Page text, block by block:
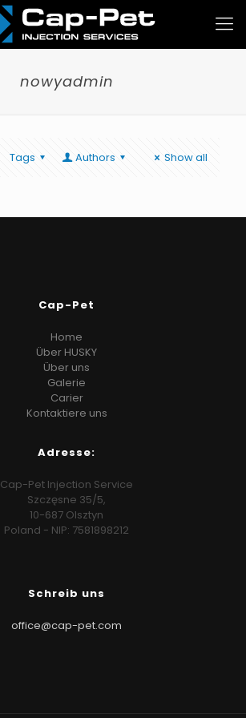
nowyadmin
Tags Authors Show all
Cap-Pet
Home
Über HUSKY
Über uns
Galerie
Carier
Kontaktiere uns
Adresse:
Cap-Pet Injection Service
Szczęsne 35/5,
10-687 Olsztyn
Poland - NIP: 7581898212
Schreib uns
office@cap-pet.com